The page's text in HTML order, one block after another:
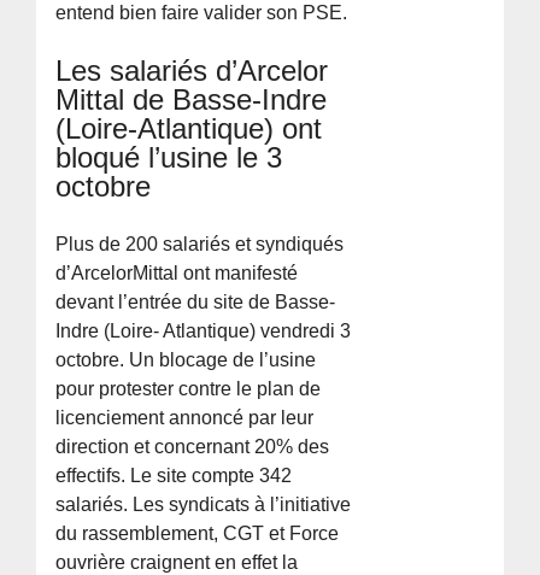
entend bien faire valider son PSE.
Les salariés d’Arcelor
Mittal de Basse-Indre
(Loire-Atlantique) ont
bloqué l’usine le 3
octobre
Plus de 200 salariés et syndiqués
d’ArcelorMittal ont manifesté
devant l’entrée du site de Basse-
Indre (Loire- Atlantique) vendredi 3
octobre. Un blocage de l’usine
pour protester contre le plan de
licenciement annoncé par leur
direction et concernant 20% des
effectifs. Le site compte 342
salariés. Les syndicats à l’initiative
du rassemblement, CGT et Force
ouvrière craignent en effet la